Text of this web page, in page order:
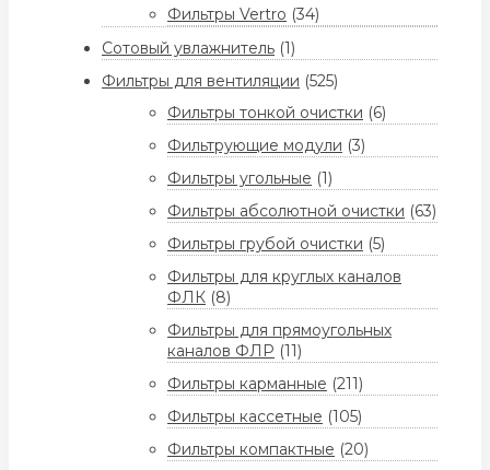
Фильтры Vertro (34)
Сотовый увлажнитель (1)
Фильтры для вентиляции (525)
Фильтры тонкой очистки (6)
Фильтрующие модули (3)
Фильтры угольные (1)
Фильтры абсолютной очистки (63)
Фильтры грубой очистки (5)
Фильтры для круглых каналов
ФЛК (8)
Фильтры для прямоугольных
каналов ФЛР (11)
Фильтры карманные (211)
Фильтры кассетные (105)
Фильтры компактные (20)